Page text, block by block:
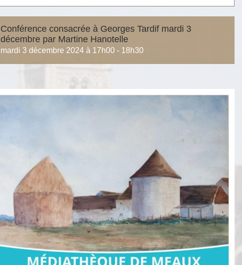
Conférence consacrée à Georges Tardif mardi 3
décembre par Martine Hanotelle
mardi 3 décembre 2024 à 17h00 - 18h30